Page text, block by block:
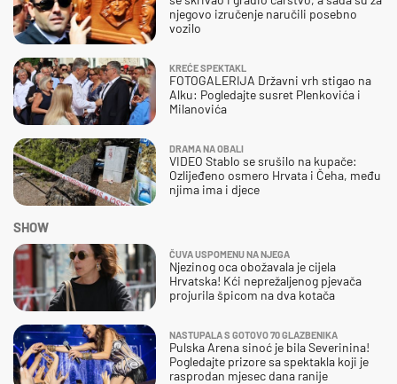
njegovo izručenje naručili posebno
vozilo
KREĆE SPEKTAKL
FOTOGALERIJA Državni vrh stigao na
Alku: Pogledajte susret Plenkovića i
Milanovića
DRAMA NA OBALI
VIDEO Stablo se srušilo na kupače:
Ozlijeđeno osmero Hrvata i Čeha, među
njima ima i djece
SHOW
ČUVA USPOMENU NA NJEGA
Njezinog oca obožavala je cijela
Hrvatska! Kći neprežaljenog pjevača
projurila špicom na dva kotača
NASTUPALA S GOTOVO 70 GLAZBENIKA
Pulska Arena sinoć je bila Severinina!
Pogledajte prizore sa spektakla koji je
rasprodan mjesec dana ranije